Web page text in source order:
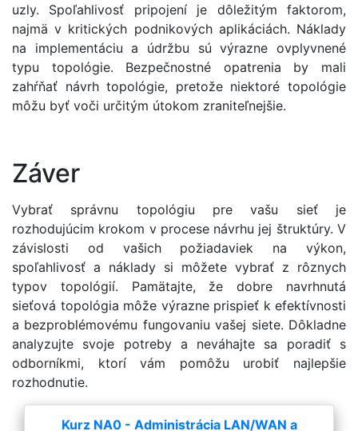
uzly. Spoľahlivosť pripojení je dôležitým faktorom,
najmä v kritických podnikových aplikáciách. Náklady
na implementáciu a údržbu sú výrazne ovplyvnené
typu topológie. Bezpečnostné opatrenia by mali
zahŕňať návrh topológie, pretože niektoré topológie
môžu byť voči určitým útokom zraniteľnejšie.
Záver
Vybrať správnu topológiu pre vašu sieť je
rozhodujúcim krokom v procese návrhu jej štruktúry. V
závislosti od vašich požiadaviek na výkon,
spoľahlivosť a náklady si môžete vybrať z rôznych
typov topológií. Pamätajte, že dobre navrhnutá
sieťová topológia môže výrazne prispieť k efektívnosti
a bezproblémovému fungovaniu vašej siete. Dôkladne
analyzujte svoje potreby a neváhajte sa poradiť s
odborníkmi, ktorí vám pomôžu urobiť najlepšie
rozhodnutie.
Kurz NA0 - Administrácia LAN/WAN a